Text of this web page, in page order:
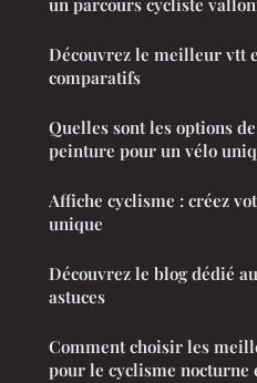
un parcours cycliste
Découvrez le meilleur vtt
comparatifs
Quelles sont les options
peinture pour un vélo
Affiche cyclisme : créez
unique
Découvrez le blog dédié
astuces
Comment choisir les
pour le cyclisme nocturne